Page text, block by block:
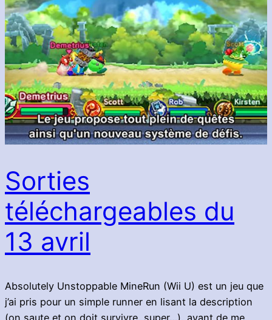
Sorties
téléchargeables du
13 avril
Absolutely Unstoppable MineRun (Wii U) est un jeu que
j’ai pris pour un simple runner en lisant la description
(on saute et on doit survivre, super…), avant de me